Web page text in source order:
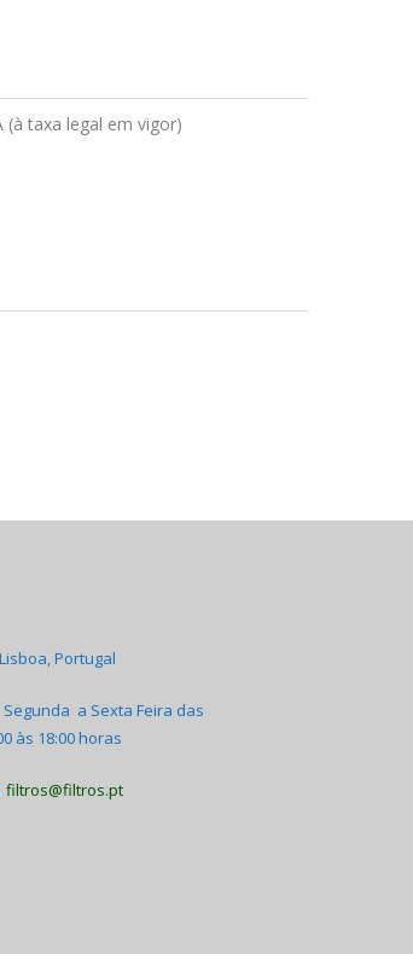
taxa legal em vigor)
Lisboa, Portugal
Segunda a Sexta Feira das
às 18:00 horas
filtros@filtros.pt